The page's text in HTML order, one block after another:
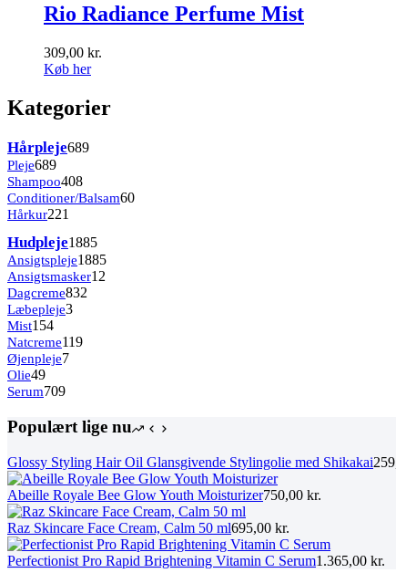
Rio Radiance Perfume Mist
309,00 kr.
Køb her
Kategorier
Hårpleje689689
Pleje689689
varer
Shampoo408408
varer
Conditioner/Balsam6060
Hårkur221
Hudpleje18851885
varer
Ansigtspleje18851885
Ansigtsmasker12
Dagcreme832
Læbepleje33
Mist154154
varer
Natcreme119119
Øjenpleje77
Olie4949
varer
Serum709709
Populært lige nu
Glossy Styling Hair Oil Glansgivende Stylingolie med Shikakai
Abeille Royale Bee Glow Youth Moisturizer750,00 kr.
Raz Skincare Face Cream, Calm 50 ml695,00 kr.
Perfectionist Pro Rapid Brightening Vitamin C Serum1.365,00 kr.